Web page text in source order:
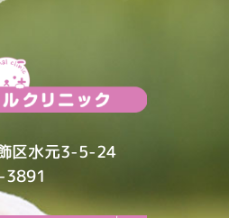
区水元3-5-24
3891